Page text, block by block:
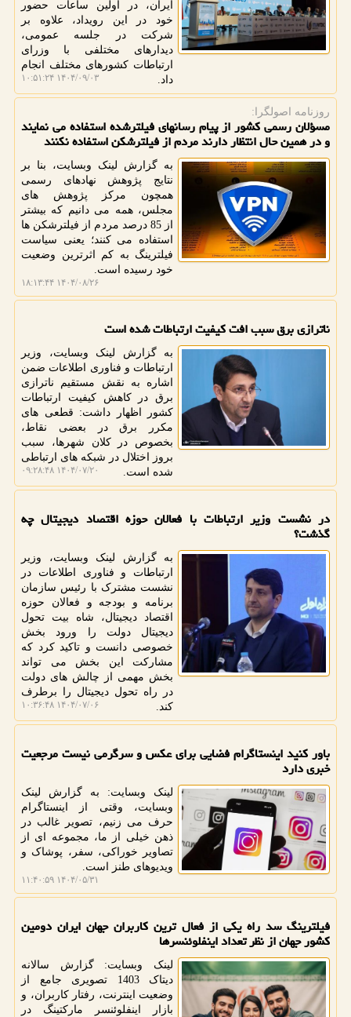
ایران، در اولین ساعات حضور
خود در این رویداد، علاوه بر
شرکت در جلسه عمومی،
دیدارهای مختلفی با وزرای
ارتباطات کشورهای مختلف انجام
داد.
۱۴۰۴/۰۹/۰۳ ۱۰:۵۱:۲۴
روزنامه اصولگرا:
مسؤلان رسمی کشور از پیام رسانهای فیلترشده استفاده می نمایند
و در همین حال انتظار دارند مردم از فیلترشکن استفاده نکنند
به گزارش لینک وبسایت، بنا بر
نتایج پژوهش نهادهای رسمی
همچون مرکز پژوهش های
مجلس، همه می دانیم که بیشتر
از 85 درصد مردم از فیلترشکن ها
استفاده می کنند؛ یعنی سیاست
فیلترینگ به کم اثرترین وضعیت
خود رسیده است.
۱۴۰۴/۰۸/۲۶ ۱۸:۱۳:۴۴
ناترازی برق سبب افت کیفیت ارتباطات شده است
به گزارش لینک وبسایت، وزیر
ارتباطات و فناوری اطلاعات ضمن
اشاره به نقش مستقیم ناترازی
برق در کاهش کیفیت ارتباطات
کشور اظهار داشت: قطعی های
مکرر برق در بعضی نقاط،
بخصوص در کلان شهرها، سبب
بروز اختلال در شبکه های ارتباطی
شده است.
۱۴۰۴/۰۷/۲۰ ۰۹:۲۸:۴۸
در نشست وزیر ارتباطات با فعالان حوزه اقتصاد دیجیتال چه
گذشت؟
به گزارش لینک وبسایت، وزیر
ارتباطات و فناوری اطلاعات در
نشست مشترک با رئیس سازمان
برنامه و بودجه و فعالان حوزه
اقتصاد دیجیتال، شاه بیت تحول
دیجیتال دولت را ورود بخش
خصوصی دانست و تاکید کرد که
مشارکت این بخش می تواند
بخش مهمی از چالش های دولت
در راه تحول دیجیتال را برطرف
کند.
۱۴۰۴/۰۷/۰۶ ۱۰:۳۶:۴۸
باور کنید اینستاگرام فضایی برای عکس و سرگرمی نیست مرجعیت
خبری دارد
لینک وبسایت: به گزارش لینک
وبسایت، وقتی از اینستاگرام
حرف می زنیم، تصویر غالب در
ذهن خیلی از ما، مجموعه ای از
تصاویر خوراکی، سفر، پوشاک و
ویدیوهای طنز است.
۱۴۰۴/۰۵/۳۱ ۱۱:۴۰:۵۹
فیلترینگ سد راه یکی از فعال ترین کاربران جهان ایران دومین
کشور جهان از نظر تعداد اینفلوئنسرها
لینک وبسایت: گزارش سالانه
دیتاک 1403 تصویری جامع از
وضعیت اینترنت، رفتار کاربران، و
بازار اینفلوئنسر مارکتینگ در